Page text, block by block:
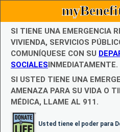
SI TIENE UNA EMERGENCIA
VIVIENDA, SERVICIOS
COMUNÍQUESE CON SU
SOCIALESINMEDIATAMENTE.
SI USTED TIENE UNA
AMENAZA PARA SU VIDA O
MÉDICA, LLAME AL 911.
Usted tiene el poder para